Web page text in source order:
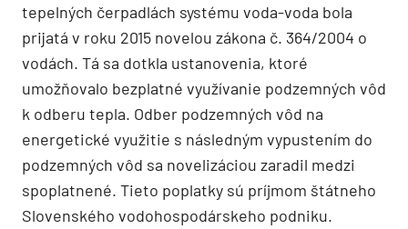
tepelných čerpadlách systému voda-voda bola
prijatá v roku 2015 novelou zákona č. 364/2004 o
vodách. Tá sa dotkla ustanovenia, ktoré
umožňovalo bezplatné využívanie podzemných vôd
k odberu tepla. Odber podzemných vôd na
energetické využitie s následným vypustením do
podzemných vôd sa novelizáciou zaradil medzi
spoplatnené. Tieto poplatky sú príjmom štátneho
Slovenského vodohospodárskeho podniku.